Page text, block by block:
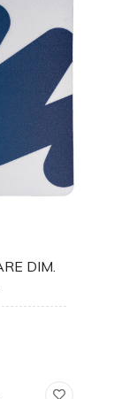
DIM.